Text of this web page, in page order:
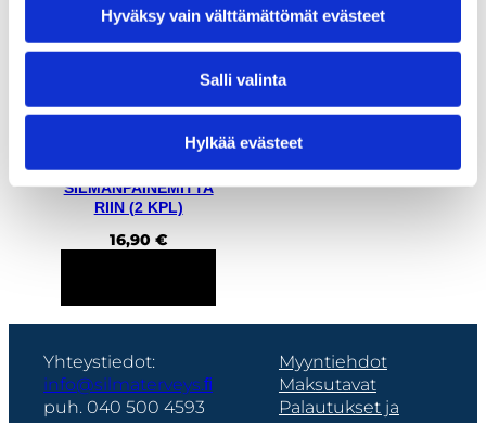
Hyväksy vain välttämättömät evästeet
Salli valinta
Hylkää evästeet
PARISTOT ICARE
HOME -
SILMÄNPAINEMITTA
RIIN (2 KPL)
16,90€
Yhteystiedot:
info@silmaterveys.ﬁ
puh. 040 500 4593
Myyntiehdot
Maksutavat
Palautukset ja